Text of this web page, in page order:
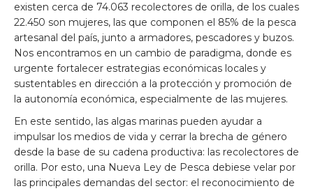
existen cerca de 74.063 recolectores de orilla, de los cuales
22.450 son mujeres, las que componen el 85% de la pesca
artesanal del país, junto a armadores, pescadores y buzos.
Nos encontramos en un cambio de paradigma, donde es
urgente fortalecer estrategias económicas locales y
sustentables en dirección a la protección y promoción de
la autonomía económica, especialmente de las mujeres.
En este sentido, las algas marinas pueden ayudar a
impulsar los medios de vida y cerrar la brecha de género
desde la base de su cadena productiva: las recolectores de
orilla. Por esto, una Nueva Ley de Pesca debiese velar por
las principales demandas del sector: el reconocimiento de